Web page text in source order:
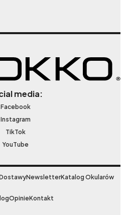
media:
Facebook
Instagram
TikTok
YouTube
NewsletterKatalog Okularów
OpinieKontakt